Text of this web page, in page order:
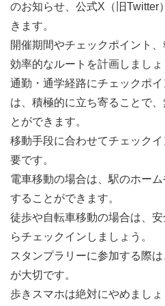
のお知らせ、公式X（旧Twitter
きます。
開催期間やチェックポイント
効率的なルートを計画しましょ
通勤・通学経路にチェックポ
は、積極的に立ち寄ることで
とができます。
移動手段に合わせてチェック
要です。
電車移動の場合は、駅のホー
することができます。
徒歩や自転車移動の場合は、
らチェックインしましょう。
スタンプラリーに参加する際
が大切です。
歩きスマホは絶対にやめましょ